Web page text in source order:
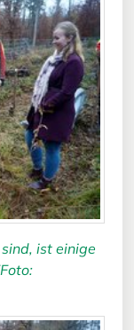
ist einige